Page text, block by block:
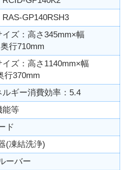
GP140RSH3
ズ：高さ345mm×幅
行710mm
ズ：高さ1140mm×幅
行370mm
ルギー消費効率：5.4
能等
ド
(凍結洗浄)
ーバー